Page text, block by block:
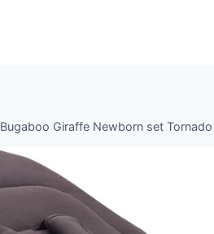
Bugaboo Giraffe Newborn set